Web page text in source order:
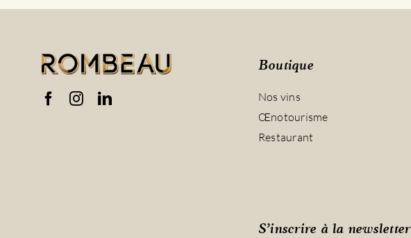
Boutique
Nos vins
Œnotourisme
Restaurant
S’inscrire à la newsletter